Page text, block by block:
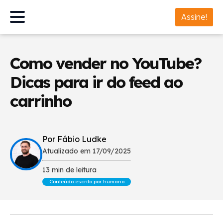
Assine!
Como vender no YouTube?
Dicas para ir do feed ao
carrinho
Por Fábio Ludke
Atualizado em 17/09/2025
13 min de leitura
Conteúdo escrito por humano